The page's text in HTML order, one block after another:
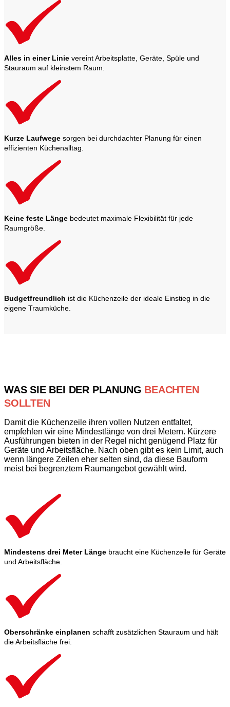
Alles in einer Linie vereint Arbeitsplatte, Geräte, Spüle und
Stauraum auf kleinstem Raum.
Kurze Laufwege sorgen bei durchdachter Planung für einen
effizienten Küchenalltag.
Keine feste Länge bedeutet maximale Flexibilität für jede
Raumgröße.
Budgetfreundlich ist die Küchenzeile der ideale Einstieg in die
eigene Traumküche.
WAS SIE BEI DER PLANUNG BEACHTEN
SOLLTEN
Damit die Küchenzeile ihren vollen Nutzen entfaltet,
empfehlen wir eine Mindestlänge von drei Metern. Kürzere
Ausführungen bieten in der Regel nicht genügend Platz für
Geräte und Arbeitsfläche. Nach oben gibt es kein Limit, auch
wenn längere Zeilen eher selten sind, da diese Bauform
meist bei begrenztem Raumangebot gewählt wird.
Mindestens drei Meter Länge braucht eine Küchenzeile für Geräte
und Arbeitsfläche.
Oberschränke einplanen schafft zusätzlichen Stauraum und hält
die Arbeitsfläche frei.